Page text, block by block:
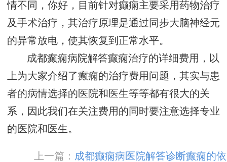
情不同，你好，目前针对癫痫主要采用药物治疗
及手术治疗，其治疗原理是通过同步大脑神经元
的异常放电，使其恢复到正常水平。
成都癫痫病院解答癫痫治疗的详细费用，以
上为大家介绍了癫痫的治疗费用问题，其实与患
者的病情选择的医院和医生等等都有很大的关
系，因此我们在关注费用的同时要注意选择专业
的医院和医生。
上一篇： 成都癫痫病医院解答诊断癫痫的依